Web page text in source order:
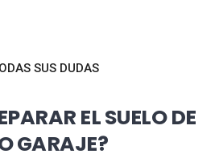
SUS DUDAS
EL SUELO DE
GARAJE?